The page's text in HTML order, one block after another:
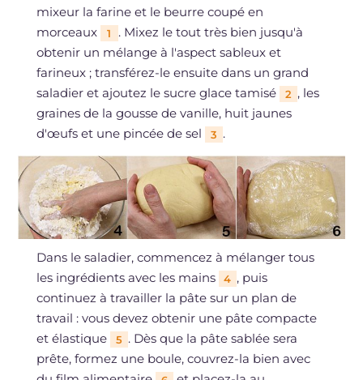
mixeur la farine et le beurre coupé en
morceaux
1
. Mixez le tout très bien jusqu'à
obtenir un mélange à l'aspect sableux et
farineux ; transférez-le ensuite dans un grand
saladier et ajoutez le sucre glace tamisé
2 , les
graines de la gousse de vanille, huit jaunes
d'œufs et une pincée de sel
3 .
Dans le saladier, commencez à mélanger tous
les ingrédients avec les mains
4 , puis
continuez à travailler la pâte sur un plan de
travail : vous devez obtenir une pâte compacte
et élastique
5 . Dès que la pâte sablée sera
prête, formez une boule, couvrez-la bien avec